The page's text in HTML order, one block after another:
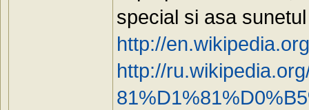
special si asa
http://
http://